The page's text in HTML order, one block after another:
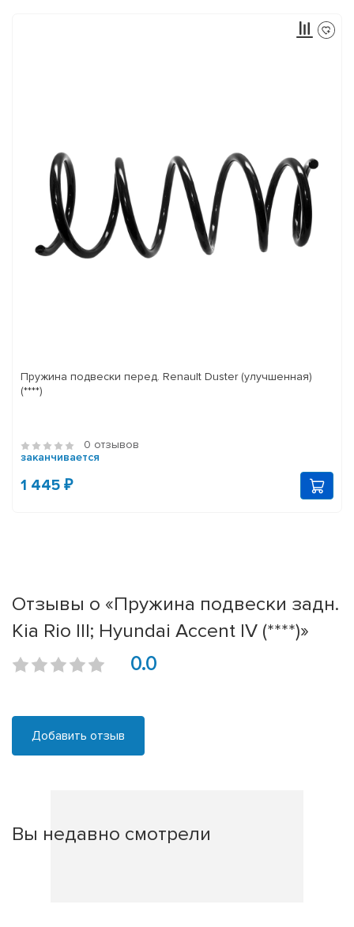
Пружина подвески перед. Renault Duster (улучшенная)
(****)
0 отзывов
заканчивается
1 445 ₽
Отзывы о «Пружина подвески задн.
Kia Rio III; Hyundai Accent IV (****)»
0.0
Добавить отзыв
Вы недавно смотрели